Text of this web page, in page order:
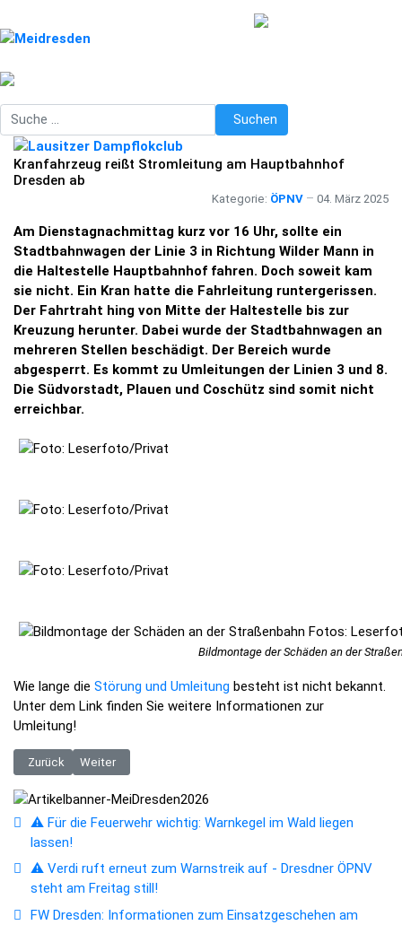
Suchen Suchen
Kranfahrzeug reißt Stromleitung am Hauptbahnhof
Dresden ab
Kategorie: ÖPNV 04. März 2025
Am Dienstagnachmittag kurz vor 16 Uhr, sollte ein
Stadtbahnwagen der Linie 3 in Richtung Wilder Mann in
die Haltestelle Hauptbahnhof fahren. Doch soweit kam
sie nicht. Ein Kran hatte die Fahrleitung runtergerissen.
Der Fahrtraht hing von Mitte der Haltestelle bis zur
Kreuzung herunter. Dabei wurde der Stadtbahnwagen an
mehreren Stellen beschädigt. Der Bereich wurde
abgesperrt. Es kommt zu Umleitungen der Linien 3 und 8.
Die Südvorstadt, Plauen und Coschütz sind somit nicht
erreichbar.
Bildmontage der Schäden an der
Wie lange die Störung und Umleitung besteht ist nicht bekannt.
Unter dem Link finden Sie weitere Informationen zur
Umleitung!
Vorheriger Beitrag: Jeweils knapp zwei Wochen Pause:
Zurück Nächster Beitrag: Akute Fahrbahnschäden am
Weiter
⚠️ Für die Feuerwehr wichtig: Warnkegel im Wald liegen
lassen!
⚠️ Verdi ruft erneut zum Warnstreik auf - Dresdner ÖPNV
steht am Freitag still!
FW Dresden: Informationen zum Einsatzgeschehen am